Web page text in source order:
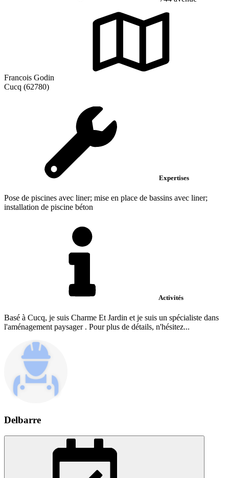
Francois Godin
Cucq (62780)
Expertises
Pose de piscines avec liner; mise en place de bassins avec liner;
installation de piscine béton
Activités
Basé à Cucq, je suis Charme Et Jardin et je suis un spécialiste dans
l'aménagement paysager . Pour plus de détails, n'hésitez...
Delbarre